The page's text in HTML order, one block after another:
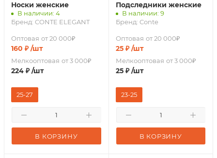
Носки женские
В наличии: 4
Бренд: CONTE ELEGANT
Оптовая от 20 000₽
160 ₽ /шт
Мелкооптовая от 3 000₽
224 ₽ /шт
В КОРЗИНУ
25-27
Подследники женские
В наличии: 9
Бренд: Conte
Оптовая от 20 000₽
25₽ /шт
Мелкооптовая от 3 000₽
25₽ /шт
В КОРЗИНУ
23-25